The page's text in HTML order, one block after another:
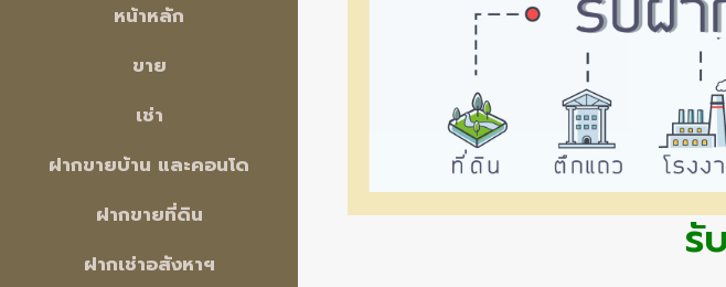
หน้าหลัก
ขาย
เช่า
ฝากขายบ้าน และคอนโด
ฝากขายที่ดิน
ฝากเช่าอสังหาฯ
รั